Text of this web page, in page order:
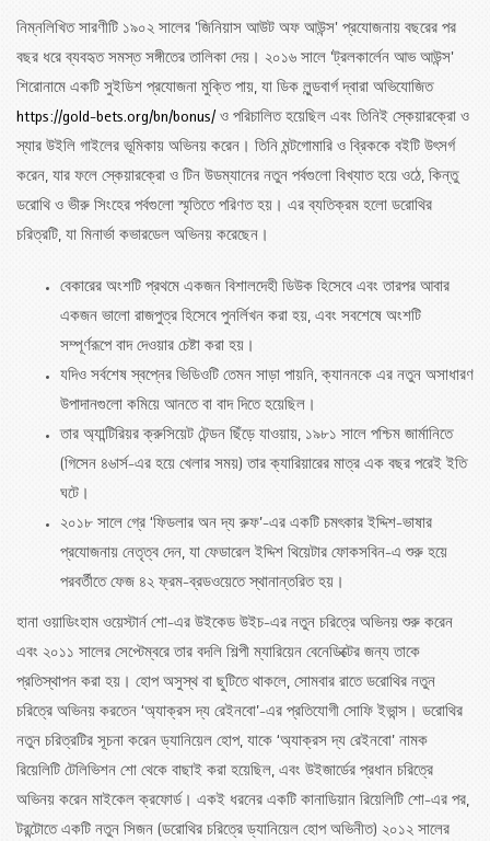
নিম্নলিখিত সারণীটি ১৯০২ সালের 'জিনিয়াস আউট অফ আউন্স' প্রযোজনায় বছরের পর
বছর ধরে ব্যবহৃত সমস্ত সঙ্গীতের তালিকা দেয়। ২০১৬ সালে 'ট্রলকার্লেন আভ আউন্স'
শিরোনামে একটি সুইডিশ প্রযোজনা মুক্তি পায়, যা ডিক লুন্ডবার্গ দ্বারা অভিযোজিত
https://gold-bets.org/bn/bonus/ ও পরিচালিত হয়েছিল এবং তিনিই স্কেয়ারক্রো ও
স্যার উইলি গাইলের ভূমিকায় অভিনয় করেন। তিনি মন্টগোমারি ও ব্রিককে বইটি উৎসর্গ
করেন, যার ফলে স্কেয়ারক্রো ও টিন উডম্যানের নতুন পর্বগুলো বিখ্যাত হয়ে ওঠে, কিন্তু
ডরোথি ও ভীরু সিংহের পর্বগুলো স্মৃতিতে পরিণত হয়। এর ব্যতিক্রম হলো ডরোথির
চরিত্রটি, যা মিনার্ভা কভারডেল অভিনয় করেছেন।
বেকারের অংশটি প্রথমে একজন বিশালদেহী ডিউক হিসেবে এবং তারপর আবার
একজন ভালো রাজপুত্র হিসেবে পুনর্লিখন করা হয়, এবং সবশেষে অংশটি
সম্পূর্ণরূপে বাদ দেওয়ার চেষ্টা করা হয়।
যদিও সর্বশেষ স্বপ্নের ভিডিওটি তেমন সাড়া পায়নি, ক্যাননকে এর নতুন অসাধারণ
উপাদানগুলো কমিয়ে আনতে বা বাদ দিতে হয়েছিল।
তার অ্যান্টিরিয়র ক্রুসিয়েট টেন্ডন ছিঁড়ে যাওয়ায়, ১৯৮১ সালে পশ্চিম জার্মানিতে
(গিসেন ৪৬ার্স-এর হয়ে খেলার সময়) তার ক্যারিয়ারের মাত্র এক বছর পরেই ইতি
ঘটে।
২০১৮ সালে গ্রে ‘ফিডলার অন দ্য রুফ’-এর একটি চমৎকার ইদ্দিশ-ভাষার
প্রযোজনায় নেতৃত্ব দেন, যা ফেডারেল ইদ্দিশ থিয়েটার ফোকসবিন-এ শুরু হয়ে
পরবর্তীতে ফেজ ৪২ ফ্রম-ব্রডওয়েতে স্থানান্তরিত হয়।
হানা ওয়াডিংহাম ওয়েস্টার্ন শো-এর উইকেড উইচ-এর নতুন চরিত্রে অভিনয় শুরু করেন
এবং ২০১১ সালের সেপ্টেম্বরে তার বদলি শিল্পী ম্যারিয়েন বেনেডিক্টের জন্য তাকে
প্রতিস্থাপন করা হয়। হোপ অসুস্থ বা ছুটিতে থাকলে, সোমবার রাতে ডরোথির নতুন
চরিত্রে অভিনয় করতেন ‘অ্যাক্রস দ্য রেইনবো’-এর প্রতিযোগী সোফি ইভান্স। ডরোথির
নতুন চরিত্রটির সূচনা করেন ড্যানিয়েল হোপ, যাকে ‘অ্যাক্রস দ্য রেইনবো’ নামক
রিয়েলিটি টেলিভিশন শো থেকে বাছাই করা হয়েছিল, এবং উইজার্ডের প্রধান চরিত্রে
অভিনয় করেন মাইকেল ক্রফোর্ড। একই ধরনের একটি কানাডিয়ান রিয়েলিটি শো-এর পর,
টরন্টোতে একটি নতুন সিজন (ডরোথির চরিত্রে ড্যানিয়েল হোপ অভিনীত) ২০১২ সালের